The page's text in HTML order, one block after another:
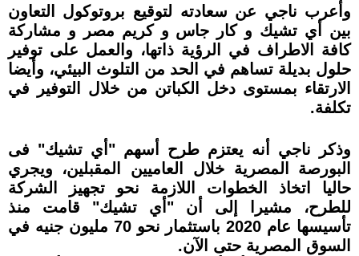
وأعرب ناجي عن سعادته لتوقيع بروتوكول التعاون
بين أي تشيك و كار جاس و كريم مصر و مشاركة
كافة الاطراف في الرؤية ذاتها، والعمل على توفير
حلول بديلة تساهم في الحد من التلوث البيئي، وأيضا
الارتقاء بمستوى دخل الكباتن من خلال التوفير في
تكلفة.
وذكر ناجي أنه يعتزم طرح أسهم "أي تشيك" فى
البورصة المصرية خلال العاميين المقبلين، ويجري
حاليا اتخاذ الخطوات اللازمة نحو تجهيز الشركة
للطرح، مشيرا إلى أن "أي تشيك" قامت منذ
تأسيسها عام 2020 باستثمار نحو 70 مليون جنيه في
السوق المصرية حتى الآن.